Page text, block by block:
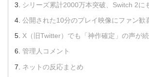
シリーズ累計2000万本突破、Switch 2に
公開された10分のプレイ映像にファン歓
X（旧Twitter）でも「神作確定」の声が
管理人コメント
ネットの反応まとめ